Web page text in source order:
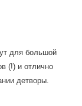
для большой
(!) и отлично
детворы.